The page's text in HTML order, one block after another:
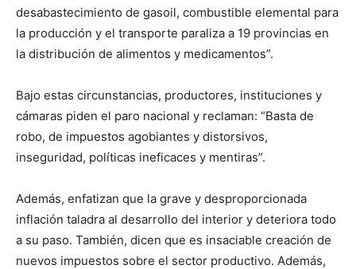
se
ve…
desabastecimiento de gasoil, combustible elemental para
la producción y el transporte paraliza a 19 provincias en
la distribución de alimentos y medicamentos”.
Bajo estas circunstancias, productores, instituciones y
cámaras piden el paro nacional y reclaman: “Basta de
robo, de impuestos agobiantes y distorsivos,
inseguridad, políticas ineficaces y mentiras”.
Además, enfatizan que la grave y desproporcionada
inflación taladra al desarrollo del interior y deteriora todo
a su paso. También, dicen que es insaciable creación de
nuevos impuestos sobre el sector productivo. Además,